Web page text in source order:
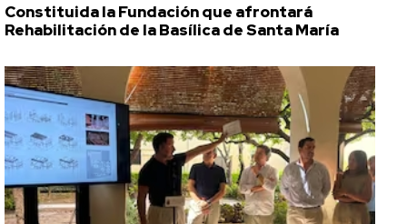
Constituida la Fundación que afrontará
Rehabilitación de la Basílica de Santa María